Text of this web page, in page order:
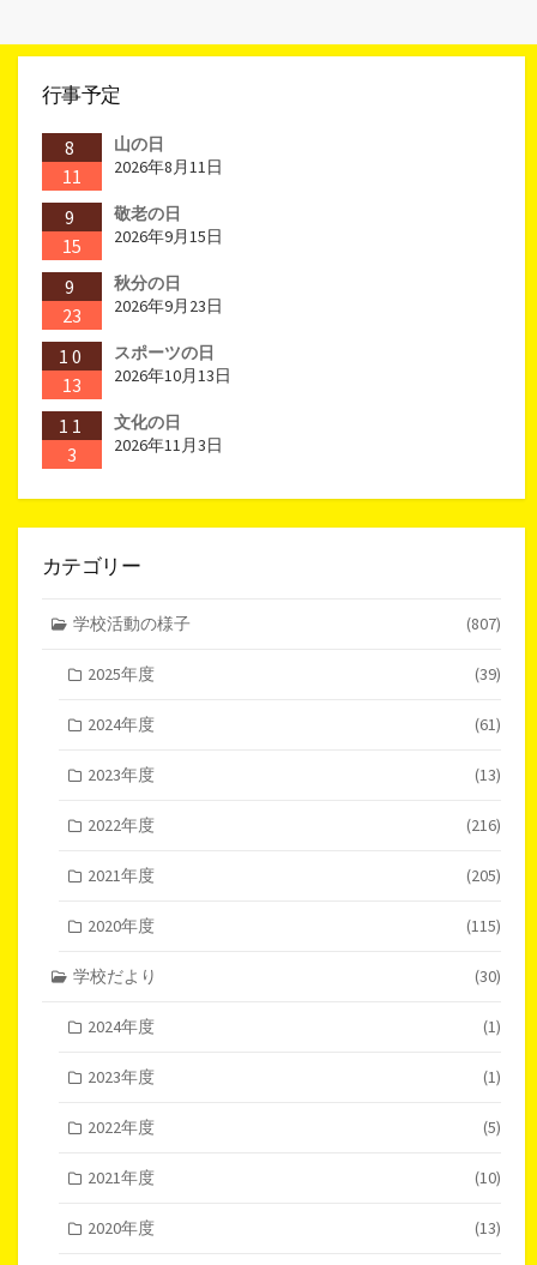
行事予定
8
11
山の日
2026年8月11日
9
15
敬老の日
2026年9月15日
9
23
秋分の日
2026年9月23日
10
13
スポーツの日
2026年10月13日
11
3
文化の日
2026年11月3日
カテゴリー
学校活動の様子 (807)
2025年度 (39)
2024年度 (61)
2023年度 (13)
2022年度 (216)
2021年度 (205)
2020年度 (115)
学校だより (30)
2024年度 (1)
2023年度 (1)
2022年度 (5)
2021年度 (10)
2020年度 (13)